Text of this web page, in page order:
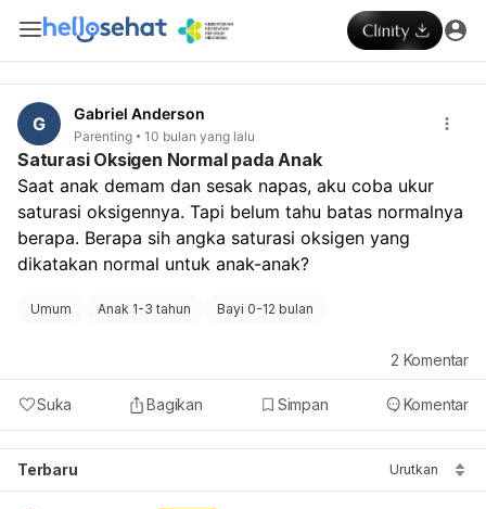
G Gabriel Anderson
Parenting 10 bulan yang lalu
Saturasi Oksigen Normal pada Anak
Saat anak demam dan sesak napas, aku coba ukur
saturasi oksigennya. Tapi belum tahu batas normalnya
berapa. Berapa sih angka saturasi oksigen yang
dikatakan normal untuk anak-anak?
Umum Anak 1-3 tahun Bayi 0-12 bulan
Suka Bagikan Simpan Komentar
2 Komentar
Terbaru Urutkan